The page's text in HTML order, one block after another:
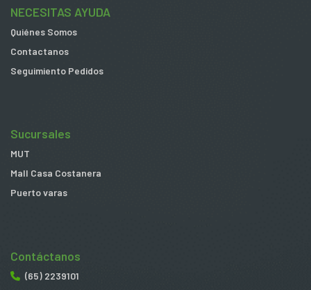
NECESITAS AYUDA
Quiénes Somos
Contactanos
Seguimiento Pedidos
Sucursales
MUT
Mall Casa Costanera
Puerto varas
Contáctanos
(65) 2239101